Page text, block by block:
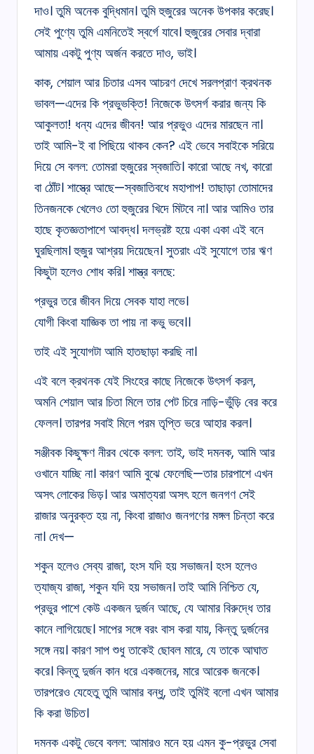
দাও। তুমি অনেক বুদ্ধিমান। তুমি হুজুরের অনেক উপকার করেছ।
সেই পুণ্যে তুমি এমনিতেই স্বর্গে যাবে। হুজুরের সেবার দ্বারা
আমায় একটু পুণ্য অর্জন করতে দাও, ভাই।
কাক, শেয়াল আর চিতার এসব আচরণ দেখে সরলপ্রাণ ক্রথনক
ভাবল—এদের কি প্রভুভক্তি! নিজেকে উৎসর্গ করার জন্য কি
আকুলতা! ধন্য এদের জীবন! আর প্রভুও এদের মারছেন না।
তাই আমি-ই বা পিছিয়ে থাকব কেন? এই ভেবে সবাইকে সরিয়ে
দিয়ে সে বলল: তোমরা হুজুরের স্বজাতি। কারো আছে নখ, কারো
বা ঠোঁট। শাস্ত্রে আছে—স্বজাতিবধে মহাপাপ! তাছাড়া তোমাদের
তিনজনকে খেলেও তো হুজুরের খিদে মিটবে না। আর আমিও তার
হাছে কৃতজ্ঞতাপাশে আবদ্ধ। দলভ্রষ্ট হয়ে একা একা এই বনে
ঘুরছিলাম। হুজুর আশ্রয় দিয়েছেন। সুতরাং এই সুযোগে তার ঋণ
কিছুটা হলেও শোধ করি। শাস্ত্র বলছে:
প্রভুর তরে জীবন দিয়ে সেবক যাহা লভে।
যোগী কিংবা যাজ্ঞিক তা পায় না কভু ভবে।।
তাই এই সুযোগটা আমি হাতছাড়া করছি না।
এই বলে ক্রথনক যেই সিংহের কাছে নিজেকে উৎসর্গ করল,
অমনি শেয়াল আর চিতা মিলে তার পেট চিরে নাড়ি-ভুঁড়ি বের করে
ফেলল। তারপর সবাই মিলে পরম তৃপ্তি ভরে আহার করল।
সঞ্জীবক কিছুক্ষণ নীরব থেকে বলল: তাই, ভাই দমনক, আমি আর
ওখানে যাচ্ছি না। কারণ আমি বুঝে ফেলেছি—তার চারপাশে এখন
অসৎ লোকের ভিড়। আর অমাত্যরা অসৎ হলে জনগণ সেই
রাজার অনুরক্ত হয় না, কিংবা রাজাও জনগণের মঙ্গল চিন্তা করে
না। দেখ—
শকুন হলেও সেব্য রাজা, হংস যদি হয় সভাজন। হংস হলেও
ত্যাজ্য রাজা, শকুন যদি হয় সভাজন। তাই আমি নিশ্চিত যে,
প্রভুর পাশে কেউ একজন দুর্জন আছে, যে আমার বিরুদ্ধে তার
কানে লাগিয়েছে। সাপের সঙ্গে বরং বাস করা যায়, কিন্তু দুর্জনের
সঙ্গে নয়। কারণ সাপ শুধু তাকেই ছোবল মারে, যে তাকে আঘাত
করে। কিন্তু দুর্জন কান ধরে একজনের, মারে আরেক জনকে।
তারপরেও যেহেতু তুমি আমার বন্ধু, তাই তুমিই বলো এখন আমার
কি করা উচিত।
দমনক একটু ভেবে বলল: আমারও মনে হয় এমন কু-প্রভুর সেবা